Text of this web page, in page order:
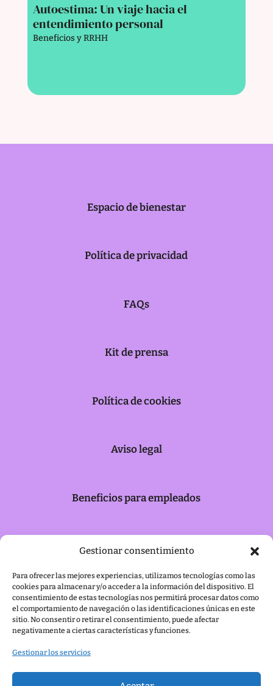
Gestionar consentimiento
Para ofrecer las mejores experiencias, utilizamos tecnologías como las
cookies para almacenar y/o acceder a la información del dispositivo. El
consentimiento de estas tecnologías nos permitirá procesar datos como
el comportamiento de navegación o las identificaciones únicas en este
sitio. No consentir o retirar el consentimiento, puede afectar
negativamente a ciertas características y funciones.
Gestionar los servicios
Autoestima: Un viaje hacia el
entendimiento personal
Beneficios y RRHH
Espacio de bienestar
Política de privacidad
FAQs
Kit de prensa
Política de cookies
Aviso legal
Beneficios para empleados
Retribución Flexible
Saldo flexible